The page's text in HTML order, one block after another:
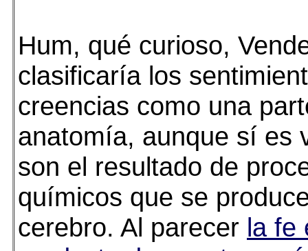
Hum, qué curioso,
clasificaría los
creencias como una
anatomía, aunque sí es
son el resultado de
químicos que se
cerebro. Al parecer la fe